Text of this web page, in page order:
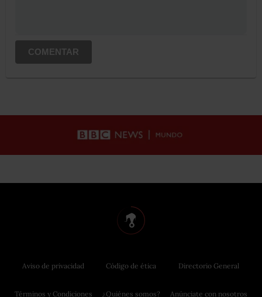
COMENTAR
Aviso de privacidad
Términos y Condiciones
Código de ética
¿Quiénes somos?
Directorio General
Anúnciate con nosotros